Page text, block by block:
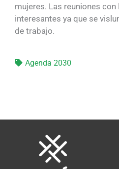
mujeres. Las reuniones con
interesantes ya que se
de trabajo.
Agenda 2030